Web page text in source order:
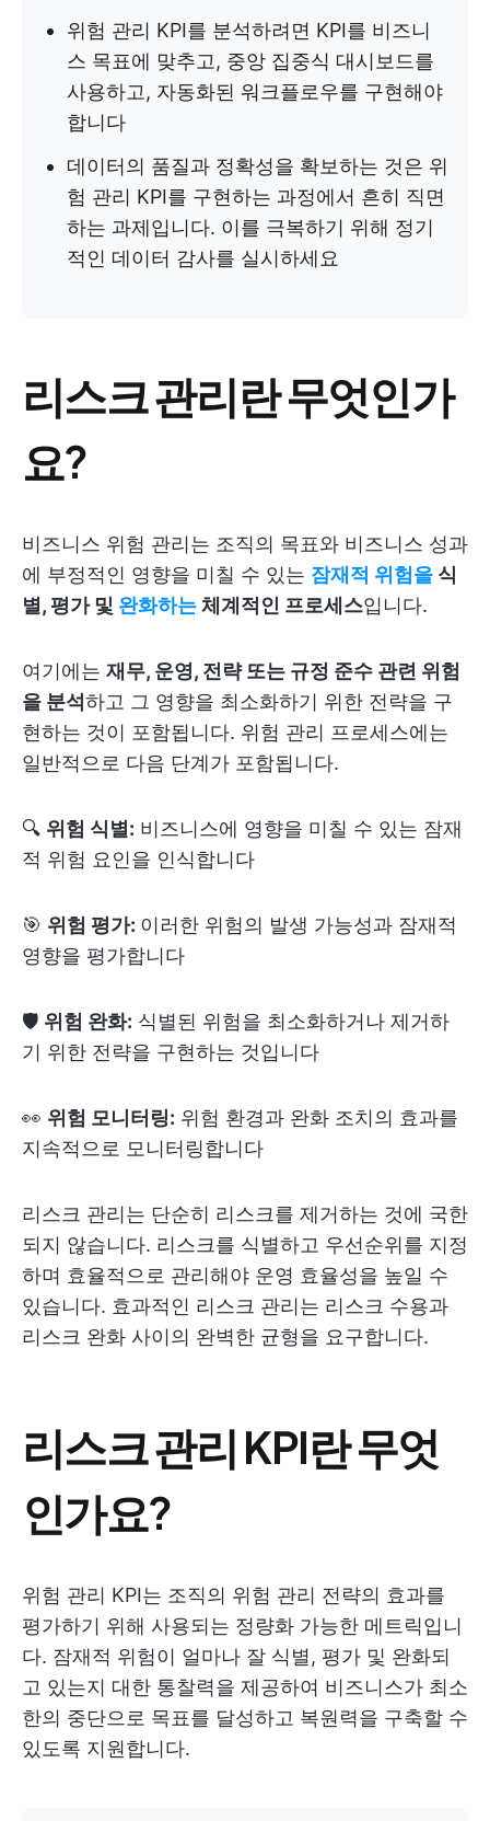
위험 관리 KPI를 분석하려면 KPI를 비즈니
스 목표에 맞추고, 중앙 집중식 대시보드를
사용하고, 자동화된 워크플로우를 구현해야
합니다
데이터의 품질과 정확성을 확보하는 것은 위
험 관리 KPI를 구현하는 과정에서 흔히 직면
하는 과제입니다. 이를 극복하기 위해 정기
적인 데이터 감사를 실시하세요
리스크 관리란 무엇인가
요?
비즈니스 위험 관리는 조직의 목표와 비즈니스 성과
에 부정적인 영향을 미칠 수 있는 잠재적 위험을 식
별, 평가 및 완화하는체계적인 프로세스입니다.
여기에는 재무, 운영, 전략 또는 규정 준수 관련 위험
을 분석하고 그 영향을 최소화하기 위한 전략을 구
현하는 것이 포함됩니다. 위험 관리 프로세스에는
일반적으로 다음 단계가 포함됩니다.
🔍 위험 식별: 비즈니스에 영향을 미칠 수 있는 잠재
적 위험 요인을 인식합니다
🎯 위험 평가: 이러한 위험의 발생 가능성과 잠재적
영향을 평가합니다
🛡️ 위험 완화: 식별된 위험을 최소화하거나 제거하
기 위한 전략을 구현하는 것입니다
👀 위험 모니터링: 위험 환경과 완화 조치의 효과를
지속적으로 모니터링합니다
리스크 관리는 단순히 리스크를 제거하는 것에 국한
되지 않습니다. 리스크를 식별하고 우선순위를 지정
하며 효율적으로 관리해야 운영 효율성을 높일 수
있습니다. 효과적인 리스크 관리는 리스크 수용과
리스크 완화 사이의 완벽한 균형을 요구합니다.
리스크 관리 KPI란 무엇
인가요?
위험 관리 KPI는 조직의 위험 관리 전략의 효과를
평가하기 위해 사용되는 정량화 가능한 메트릭입니
다. 잠재적 위험이 얼마나 잘 식별, 평가 및 완화되
고 있는지 대한 통찰력을 제공하여 비즈니스가 최소
한의 중단으로 목표를 달성하고 복원력을 구축할 수
있도록 지원합니다.